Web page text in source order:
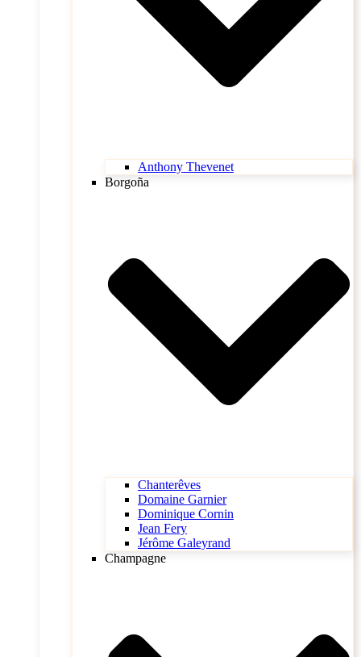
Anthony Thevenet
Borgoña
Chanterêves
Domaine Garnier
Dominique Cornin
Jean Fery
Jérôme Galeyrand
Champagne